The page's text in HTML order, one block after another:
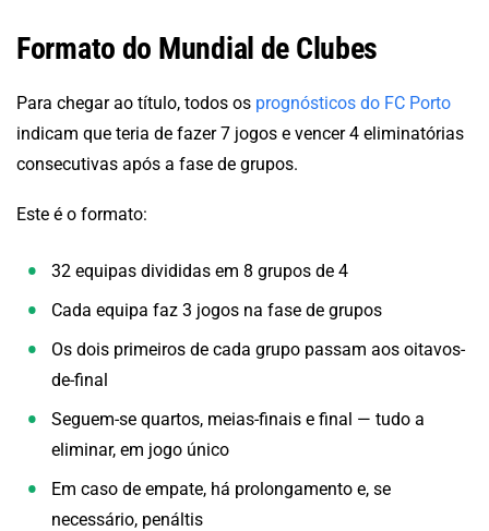
Formato do Mundial de Clubes
Para chegar ao título, todos os prognósticos do FC Porto
indicam que teria de fazer 7 jogos e vencer 4 eliminatórias
consecutivas após a fase de grupos.
Este é o formato:
32 equipas divididas em 8 grupos de 4
Cada equipa faz 3 jogos na fase de grupos
Os dois primeiros de cada grupo passam aos oitavos-
de-final
Seguem-se quartos, meias-finais e final — tudo a
eliminar, em jogo único
Em caso de empate, há prolongamento e, se
necessário, penáltis